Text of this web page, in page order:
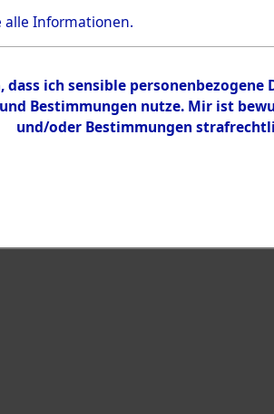
Informationen.
ich sensible
Bestimmungen nutze. Mir ist
und/oder Bestimmungen